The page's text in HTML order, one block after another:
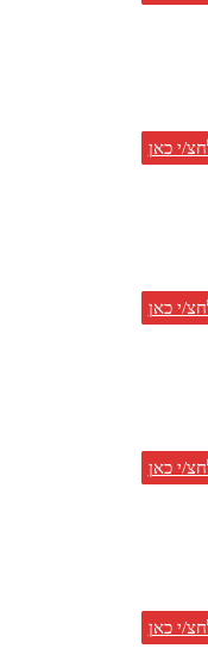
י כאן
י כאן
י כאן
י כאן